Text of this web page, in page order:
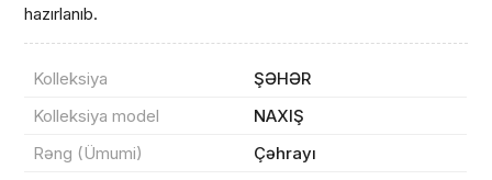
hazırlanıb.
Kolleksiya
ŞƏHƏR
Kolleksiya model
NAXIŞ
Rəng (Ümumi)
Çəhrayı